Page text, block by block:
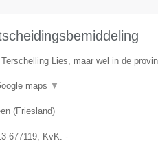
Lies, maar wel in de
maps ▼
(Friesland)
677119, KvK: -